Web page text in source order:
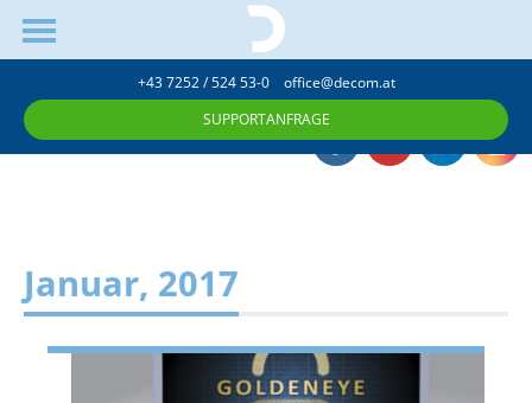
+43 7252 / 524 53-0 office@decom.at
SUPPORTANFRAGE
Januar, 2017